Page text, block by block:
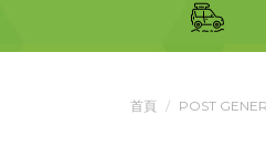
首頁 POST